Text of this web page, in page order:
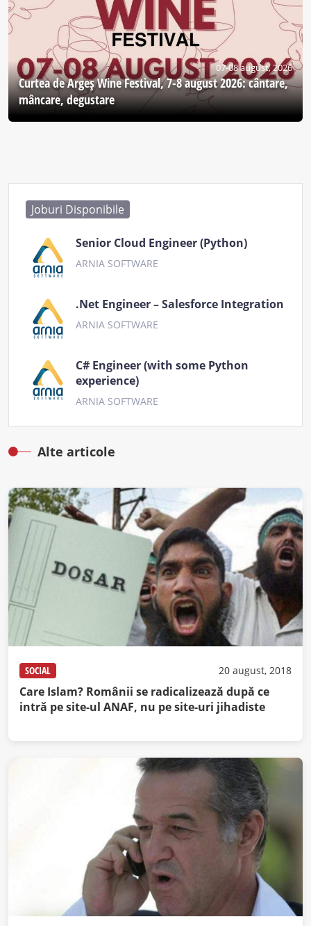
07-08 august, 2026
Curtea de Argeş Wine Festival, 7-8 august 2026: cântare,
mâncare, degustare
Joburi Disponibile
Senior Cloud Engineer (Python)
ARNIA SOFTWARE
.Net Engineer – Salesforce Integration
ARNIA SOFTWARE
C# Engineer (with some Python
experience)
ARNIA SOFTWARE
Alte articole
SOCIAL 20 august, 2018
Care Islam? Românii se radicalizează după ce
intră pe site-ul ANAF, nu pe site-uri jihadiste